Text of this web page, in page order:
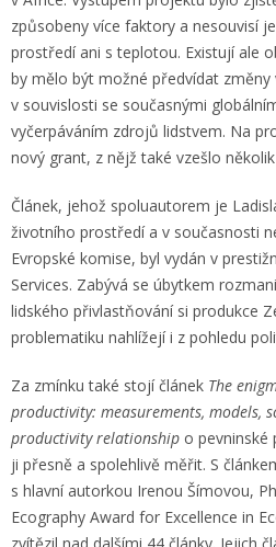
způsobeny více faktory a nesouvisí
prostředí ani s teplotou. Existují ale
by mělo být možné předvídat
v souvislosti se současnými
vyčerpáváním zdrojů lidstvem. Na
nový grant, z nějž také vzešlo
Článek, jehož spoluautorem je
životního prostředí a v současnosti
Evropské komise, byl vydán v
Services. Zabývá se úbytkem
lidského přivlastňování si produkce
problematiku nahlížejí i z pohledu
Za zmínku také stojí článek The
productivity: measurements, models,
productivity relationship o pevninské
ji přesně a spolehlivě měřit. S
s hlavní autorkou Irenou Šímovou,
Ecography Award for Excellence in
zvítězil nad dalšími 44 články. Jejich